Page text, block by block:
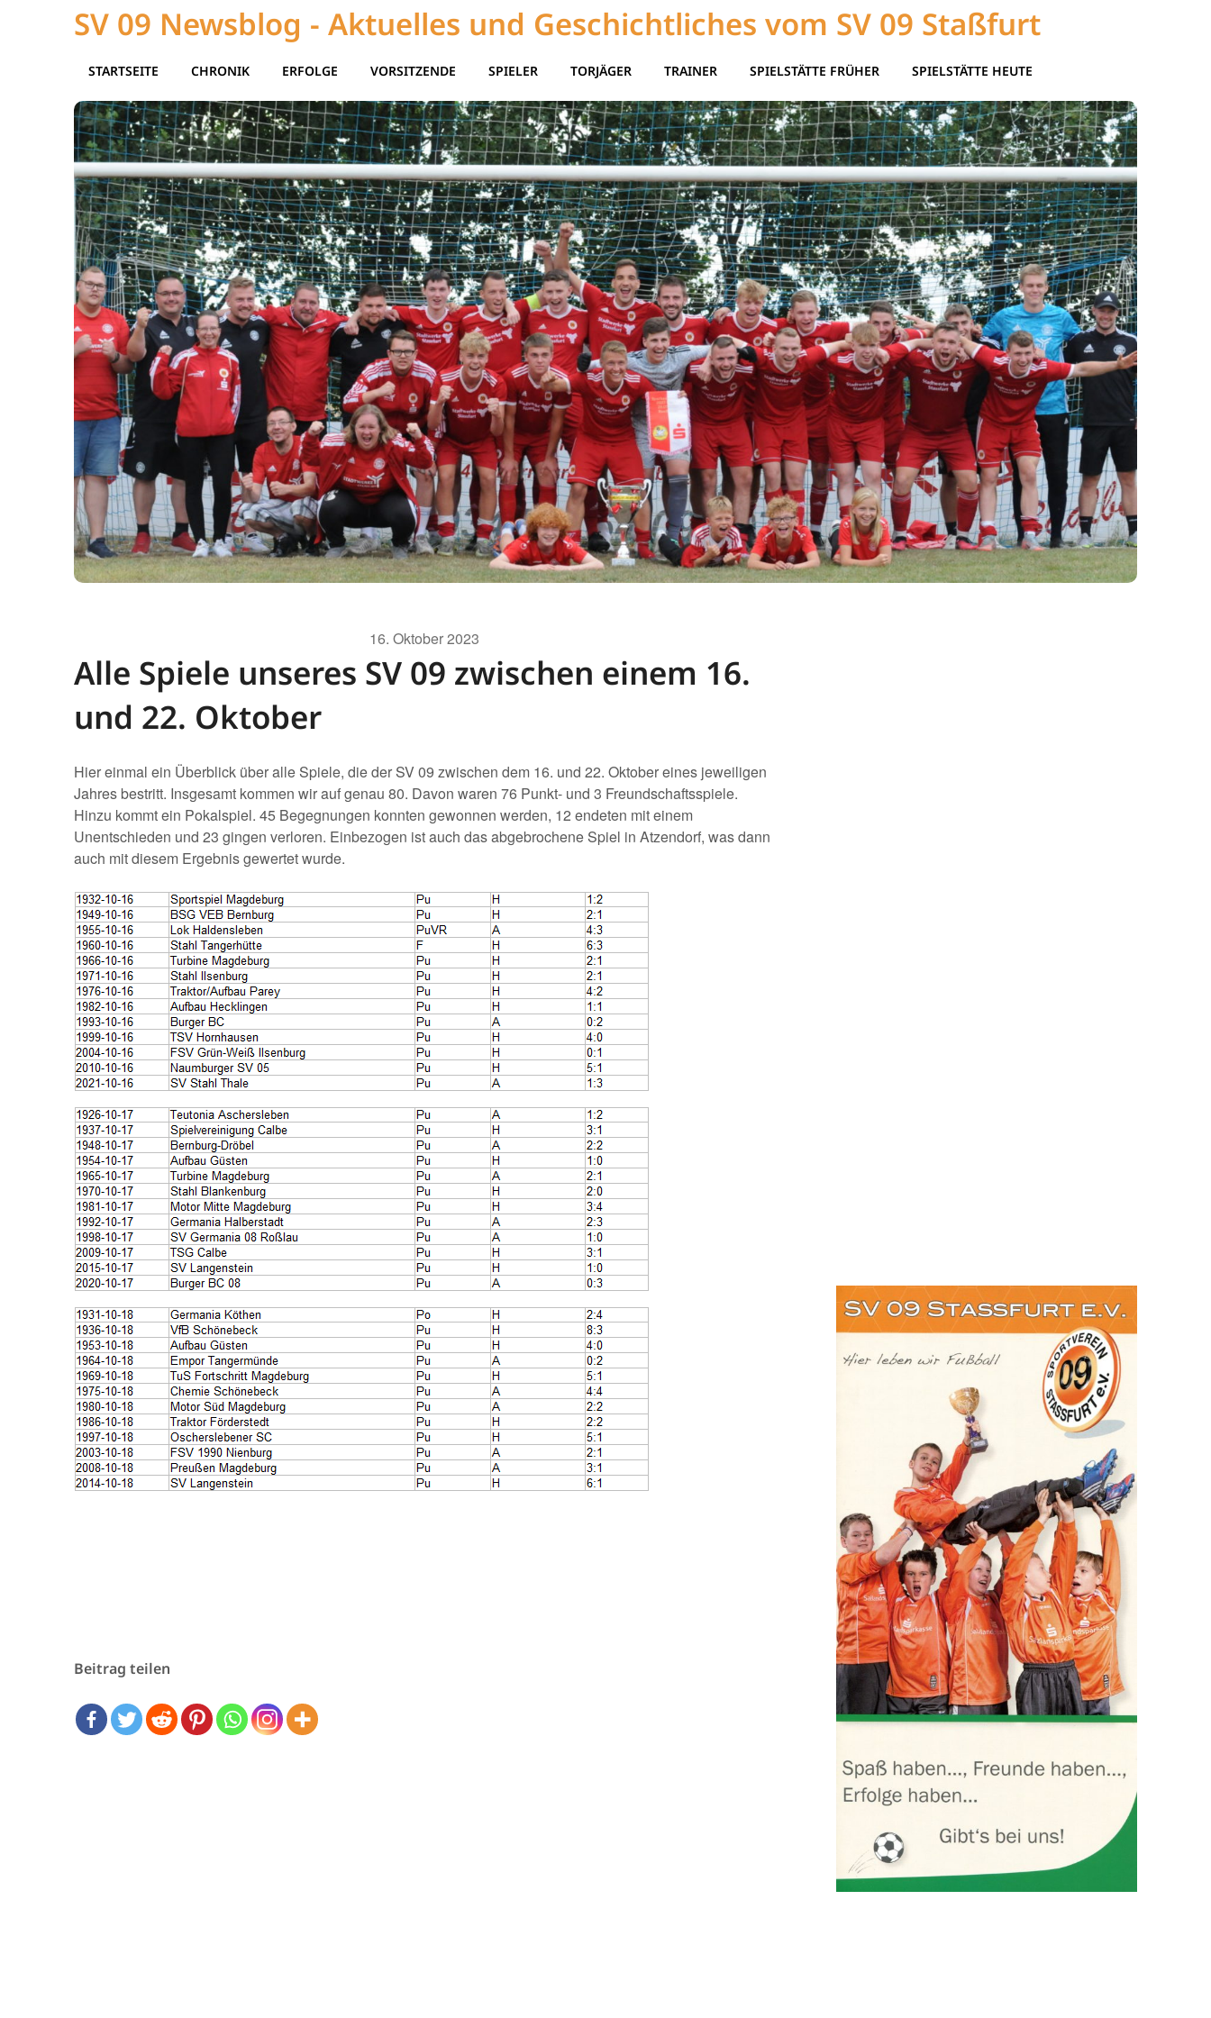
SV 09 Newsblog - Aktuelles und Geschichtliches vom SV 09 Staßfurt
STARTSEITE CHRONIK ERFOLGE VORSITZENDE SPIELER TORJÄGER TRAINER SPIELSTÄTTE FRÜHER SPIELSTÄTTE HEUTE
16. Oktober 2023
Alle Spiele unseres SV 09 zwischen einem 16.
und 22. Oktober
Hier einmal ein Überblick über alle Spiele, die der SV 09 zwischen dem 16. und 22. Oktober eines jeweiligen
Jahres bestritt. Insgesamt kommen wir auf genau 80. Davon waren 76 Punkt- und 3 Freundschaftsspiele.
Hinzu kommt ein Pokalspiel. 45 Begegnungen konnten gewonnen werden, 12 endeten mit einem
Unentschieden und 23 gingen verloren. Einbezogen ist auch das abgebrochene Spiel in Atzendorf, was dann
auch mit diesem Ergebnis gewertet wurde.
Beitrag teilen